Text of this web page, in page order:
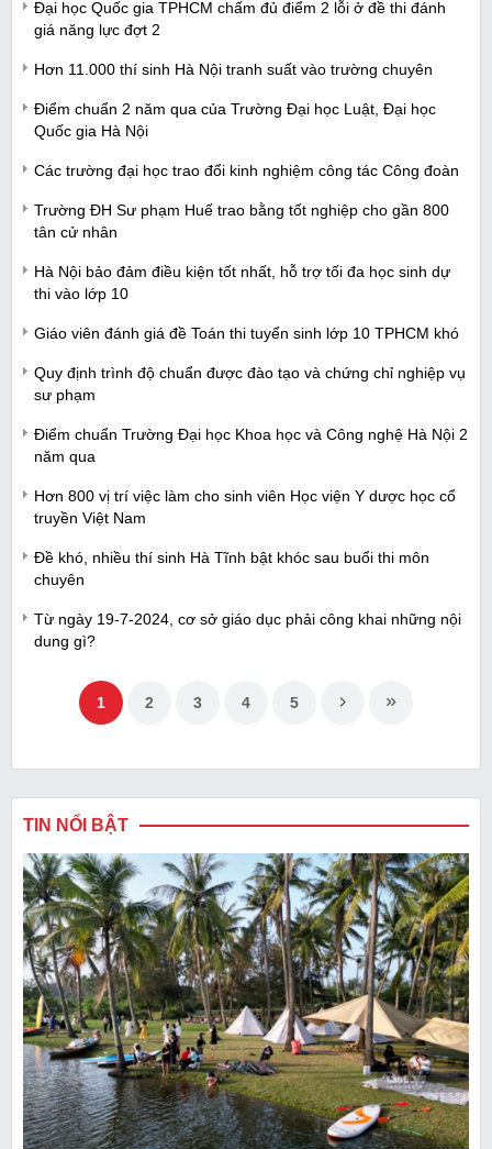
Đại học Quốc gia TPHCM chấm đủ điểm 2 lỗi ở đề thi đánh
giá năng lực đợt 2
Hơn 11.000 thí sinh Hà Nội tranh suất vào trường chuyên
Điểm chuẩn 2 năm qua của Trường Đại học Luật, Đại học
Quốc gia Hà Nội
Các trường đại học trao đổi kinh nghiệm công tác Công đoàn
Trường ĐH Sư phạm Huế trao bằng tốt nghiệp cho gần 800
tân cử nhân
Hà Nội bảo đảm điều kiện tốt nhất, hỗ trợ tối đa học sinh dự
thi vào lớp 10
Giáo viên đánh giá đề Toán thi tuyển sinh lớp 10 TPHCM khó
Quy định trình độ chuẩn được đào tạo và chứng chỉ nghiệp vụ
sư phạm
Điểm chuẩn Trường Đại học Khoa học và Công nghệ Hà Nội 2
năm qua
Hơn 800 vị trí việc làm cho sinh viên Học viện Y dược học cổ
truyền Việt Nam
Đề khó, nhiều thí sinh Hà Tĩnh bật khóc sau buổi thi môn
chuyên
Từ ngày 19-7-2024, cơ sở giáo dục phải công khai những nội
dung gì?
1 2 3 4 5
TIN NỔI BẬT